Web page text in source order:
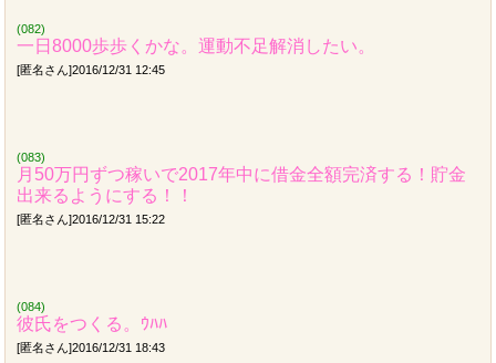
(082)
一日8000歩歩くかな。運動不足解消したい。
[匿名さん]2016/12/31 12:45
(083)
月50万円ずつ稼いで2017年中に借金全額完済する！貯金
出来るようにする！！
[匿名さん]2016/12/31 15:22
(084)
彼氏をつくる。ｳﾊﾊ
[匿名さん]2016/12/31 18:43